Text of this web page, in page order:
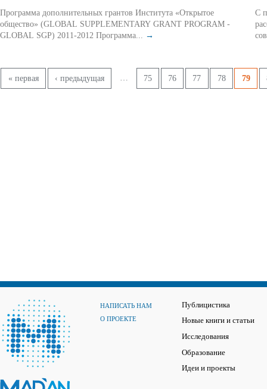
Программа дополнительных грантов Института «Открытое
общество» (GLOBAL SUPPLEMENTARY GRANT PROGRAM -
GLOBAL SGP) 2011-2012 Программа... →
С
Страницы
« первая ‹ предыдущая 75 76 77 78 79
НАПИСАТЬ НАМ
О ПРОЕКТЕ
Публицистика
Новые книги и статьи
Исследования
Образование
Идеи и проекты